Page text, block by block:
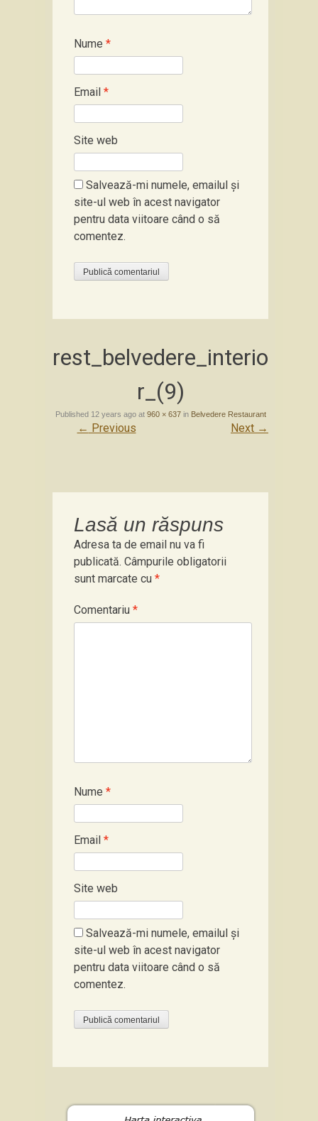
Nume *
Email *
Site web
Salvează-mi numele, emailul și
site-ul web în acest navigator
pentru data viitoare când o să
comentez.
rest_belvedere_interio
r_(9)
Published 12 years agoat 960 × 637in Belvedere Restaurant
← Previous Next →
Lasă un răspuns
Adresa ta de email nu va fi
publicată. Câmpurile obligatorii
sunt marcate cu *
Comentariu *
Nume *
Email *
Site web
Salvează-mi numele, emailul și
site-ul web în acest navigator
pentru data viitoare când o să
comentez.